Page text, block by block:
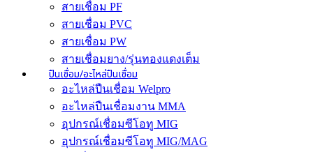
สายเชื่อม PF
สายเชื่อม PVC
สายเชื่อม PW
สายเชื่อมยาง/รุ่นทองแดงเต็ม
ปืนเชื่อม/อะไหล่ปืนเชื่อม
อะไหล่ปืนเชื่อม Welpro
อะไหล่ปืนเชื่อมงาน MMA
อุปกรณ์เชื่อมซีโอทู MIG
อุปกรณ์เชื่อมซีโอทู MIG/MAG